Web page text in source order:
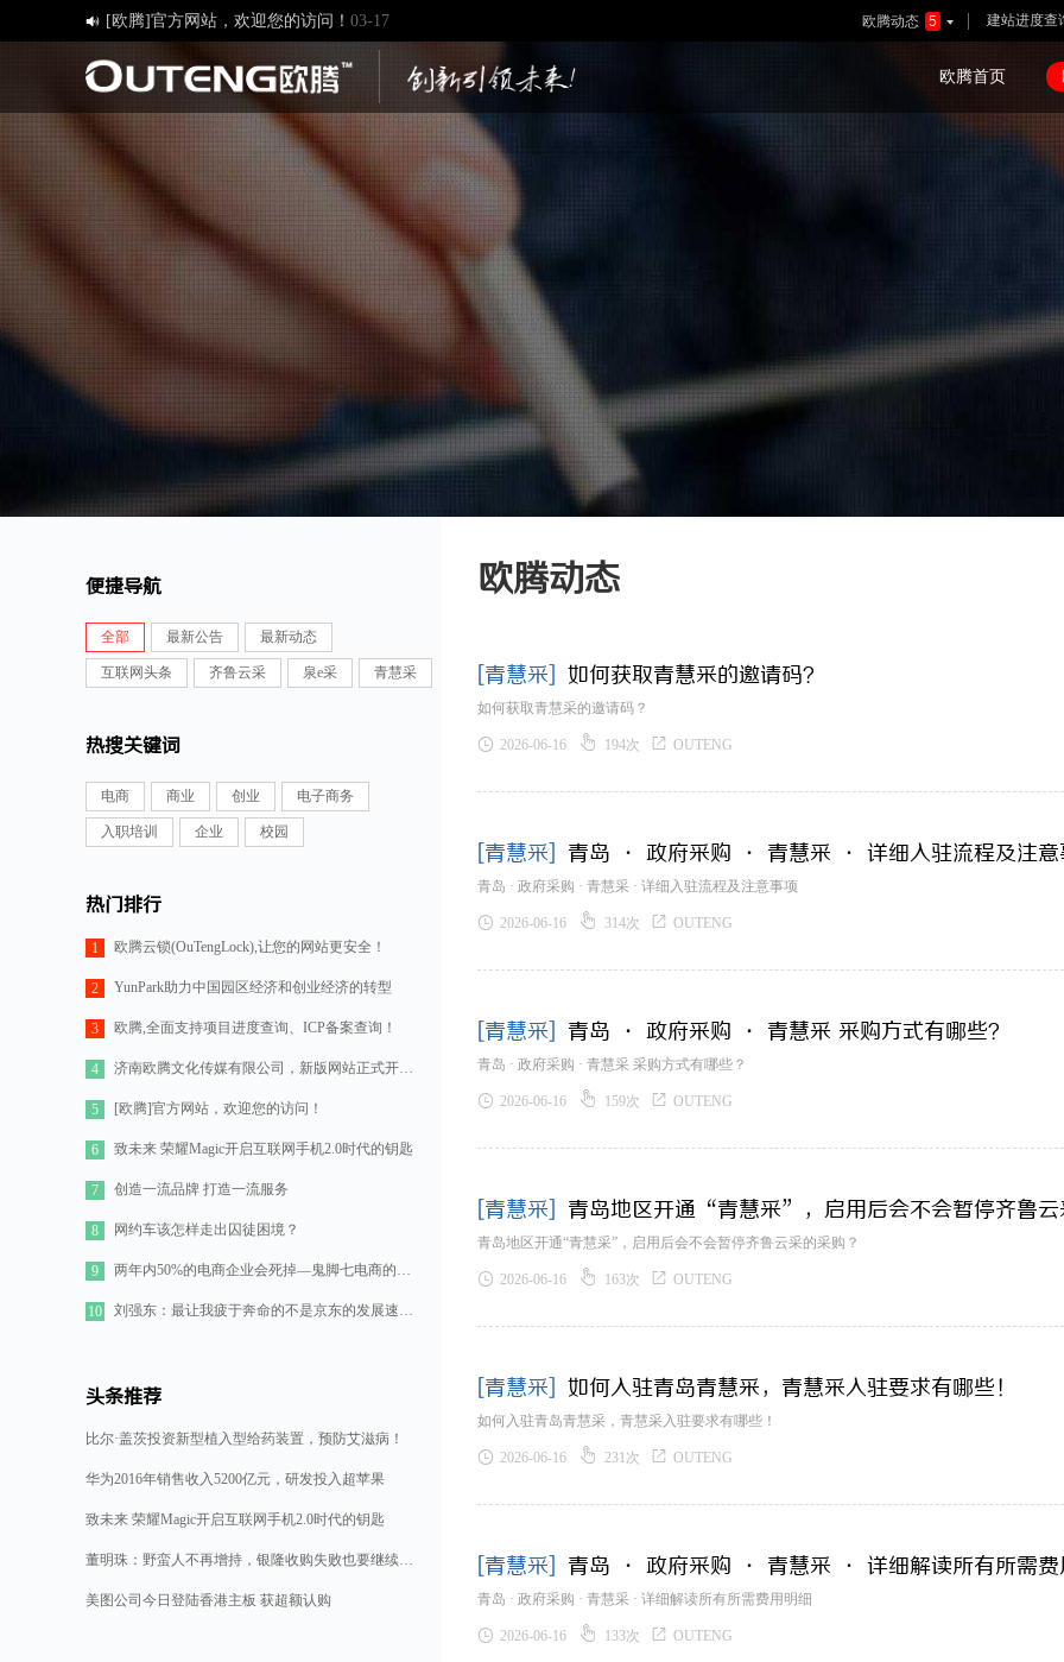
 [欧腾]官方网站，欢迎您的访问！ 03-17
济南欧腾文化传媒有限公司，新版网站正式开通！ 03-12
创造一流品牌 打造一流服务
建站进度查
欧腾动态 5 
欧腾首页
便捷导航
全部 最新公告 最新动态
互联网头条 齐鲁云采 泉e采 青慧采
热搜关键词
电商 商业 创业 电子商务
入职培训 企业 校园
热门排行
1 欧腾云锁(OuTengLock),让您的网站更安全！
2 YunPark助力中国园区经济和创业经济的转型
3 欧腾,全面支持项目进度查询、ICP备案查询！
4 济南欧腾文化传媒有限公司，新版网站正式开通！
5 [欧腾]官方网站，欢迎您的访问！
6 致未来 荣耀Magic开启互联网手机2.0时代的钥匙
7 创造一流品牌 打造一流服务
8 网约车该怎样走出囚徒困境？
9 两年内50%的电商企业会死掉—鬼脚七电商的七点思考
10 刘强东：最让我疲于奔命的不是京东的发展速度，而是如何管理好11万人的队伍
头条推荐
比尔·盖茨投资新型植入型给药装置，预防艾滋病！
华为2016年销售收入5200亿元，研发投入超苹果
致未来 荣耀Magic开启互联网手机2.0时代的钥匙
董明珠：野蛮人不再增持，银隆收购失败也要继续造格力汽车
美图公司今日登陆香港主板 获超额认购
欧腾动态
[青慧采] 如何获取青慧采的邀请码？
如何获取青慧采的邀请码？
 2026-06-16  194次  OUTENG
[青慧采] 青岛 · 政府采购 · 青慧采 · 详细入驻流程及注意
青岛 · 政府采购 · 青慧采 · 详细入驻流程及注意事项
 2026-06-16  314次  OUTENG
[青慧采] 青岛 · 政府采购 · 青慧采 采购方式有哪些？
青岛 · 政府采购 · 青慧采 采购方式有哪些？
 2026-06-16  159次  OUTENG
[青慧采] 青岛地区开通“青慧采”，启用后会不会暂停齐鲁云
青岛地区开通“青慧采”，启用后会不会暂停齐鲁云采的采购？
 2026-06-16  163次  OUTENG
[青慧采] 如何入驻青岛青慧采，青慧采入驻要求有哪些！
如何入驻青岛青慧采，青慧采入驻要求有哪些！
 2026-06-16  231次  OUTENG
[青慧采] 青岛 · 政府采购 · 青慧采 · 详细解读所有所需费
青岛 · 政府采购 · 青慧采 · 详细解读所有所需费用明细
 2026-06-16  133次  OUTENG